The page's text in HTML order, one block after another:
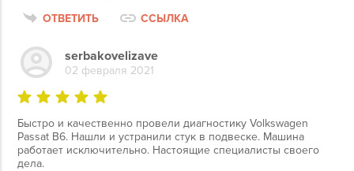
ОТВЕТИТЬ
ССЫЛКА
serbakovelizave
02 февраля 2021
Быстро и качественно провели диагностику Volkswagen
Passat B6. Нашли и устранили стук в подвеске. Машина
работает исключительно. Настоящие специалисты своего
дела.